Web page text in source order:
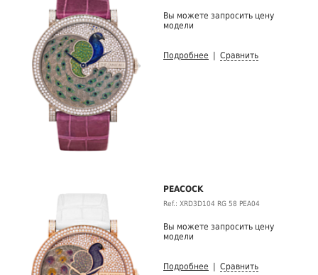
Вы можете запросить цену
модели
Подробнее Сравнить
PEACOCK
Ref.: XRD3D104 RG 58 PEA04
Вы можете запросить цену
модели
Подробнее Сравнить